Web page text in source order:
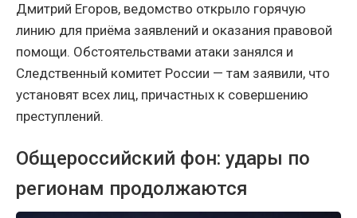
Дмитрий Егоров, ведомство открыло горячую
линию для приёма заявлений и оказания правовой
помощи. Обстоятельствами атаки занялся и
Следственный комитет России — там заявили, что
установят всех лиц, причастных к совершению
преступлений.
Общероссийский фон: удары по
регионам продолжаются